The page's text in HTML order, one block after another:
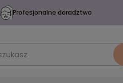
Profesjonalne doradztwo